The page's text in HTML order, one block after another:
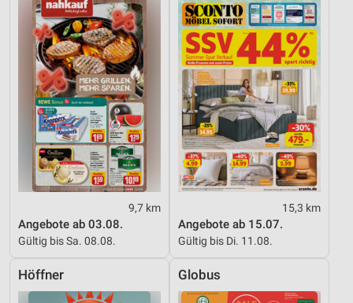
9,7 km
Angebote ab 03.08.
Gültig bis Sa. 08.08.
15,3 km
Angebote ab 15.07.
Gültig bis Di. 11.08.
Höffner Globus